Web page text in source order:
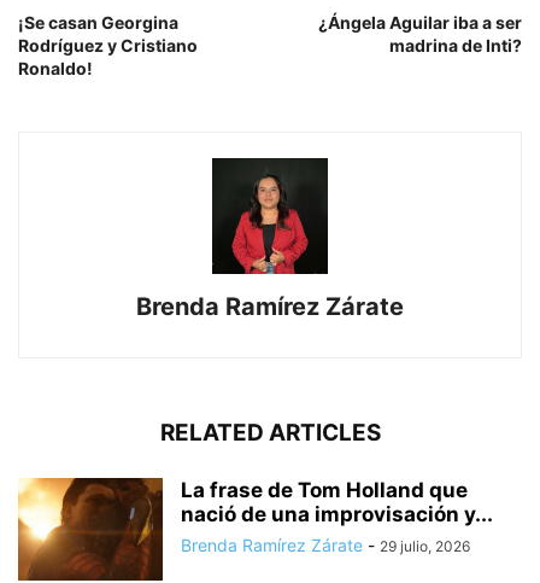
¡Se casan Georgina
Rodríguez y Cristiano
Ronaldo!
¿Ángela Aguilar iba a ser
madrina de Inti?
Brenda Ramírez Zárate
RELATED ARTICLES
La frase de Tom Holland que
nació de una improvisación y...
Brenda Ramírez Zárate - 29 julio, 2026